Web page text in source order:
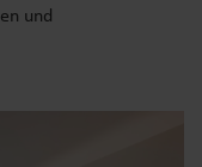
und